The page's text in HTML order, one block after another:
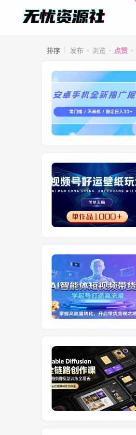
排序 发布 浏览 点赞